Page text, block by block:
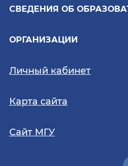
СВЕДЕНИЯ ОБ
ОРГАНИЗАЦИИ
Личный кабинет
Карта сайта
Сайт МГУ